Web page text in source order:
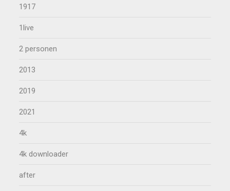
1917
1live
2 personen
2013
2019
2021
4k
4k downloader
after